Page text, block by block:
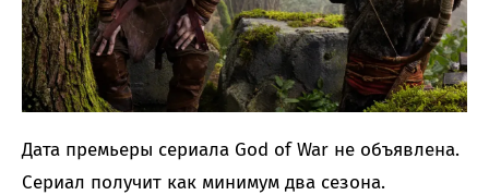
Дата премьеры сериала God of War не объявлена.
Сериал получит как минимум два сезона.